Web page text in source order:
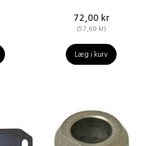
72,00 kr
(57,60 kr)
Læg i kurv